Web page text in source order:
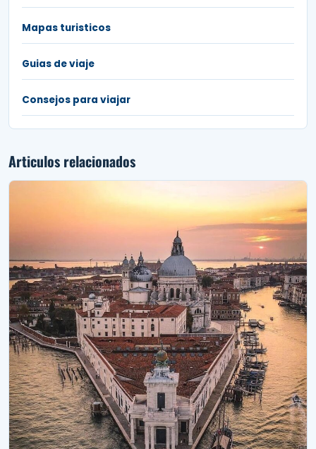
Mapas turisticos
Guias de viaje
Consejos para viajar
Articulos relacionados